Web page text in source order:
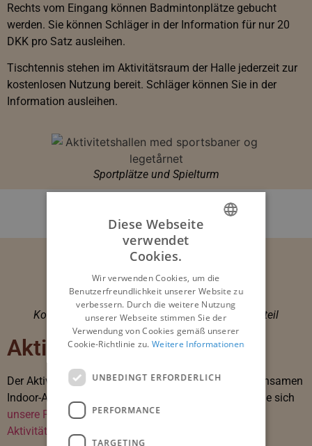
Rechts vom Eingang können Badmintonplätze gebucht
werden. Sie können Schläger in der Information für nur 20
DKK pro Satz ausleihen.
Tischtennis stehen im Aktivitätsraum der Halle jederzeit zur
kostenlosen Nutzung bereit. Schläger können Sie in der
Information ausleihen.
Sportplätze und Spielturm
Kommen Sie und nehmen Sie in der Aktivitäten teil
Aktivitätsraum
Der Aktivitätsraum ist das Zentrum für unsere gemeinsamen
Indoor-Aktivitäten während der Hauptferien. Sehen Sie sich
unsere Facebook-Seite an, um den neuesten
Aktivitätskalender zu erhalten.
GERMAN
NORWEGIAN
DANISH
Diese Webseite
verwendet
Cookies.
Wir verwenden Cookies, um die
Benutzerfreundlichkeit unserer Website zu
verbessern. Durch die weitere Nutzung
unserer Webseite stimmen Sie der
Verwendung von Cookies gemäß unserer
Cookie-Richtlinie zu. Weitere Informationen
UNBEDINGT ERFORDERLICH
PERFORMANCE
TARGETING